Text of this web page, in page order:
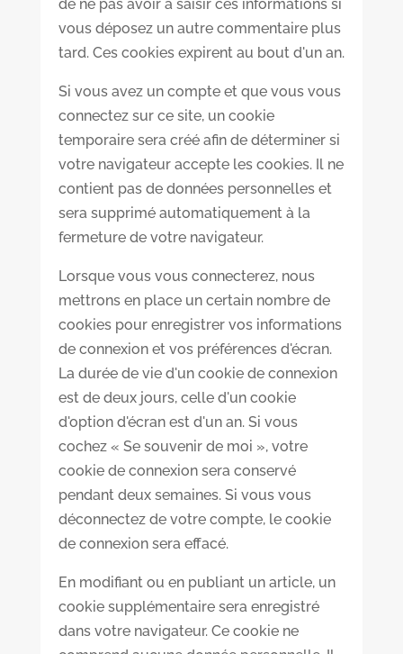
de ne pas avoir à saisir ces informations si
vous déposez un autre commentaire plus
tard. Ces cookies expirent au bout d'un an.
Si vous avez un compte et que vous vous
connectez sur ce site, un cookie
temporaire sera créé afin de déterminer si
votre navigateur accepte les cookies. Il ne
contient pas de données personnelles et
sera supprimé automatiquement à la
fermeture de votre navigateur.
Lorsque vous vous connecterez, nous
mettrons en place un certain nombre de
cookies pour enregistrer vos informations
de connexion et vos préférences d'écran.
La durée de vie d'un cookie de connexion
est de deux jours, celle d'un cookie
d'option d'écran est d'un an. Si vous
cochez « Se souvenir de moi », votre
cookie de connexion sera conservé
pendant deux semaines. Si vous vous
déconnectez de votre compte, le cookie
de connexion sera effacé.
En modifiant ou en publiant un article, un
cookie supplémentaire sera enregistré
dans votre navigateur. Ce cookie ne